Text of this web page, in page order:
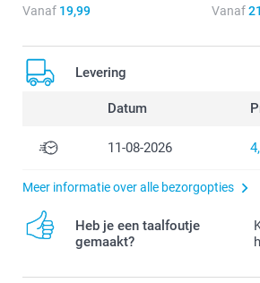
Vanaf 19,99 Vanaf
Levering
Datum
11-08-2026
Meer informatie over alle bezorgopties
Heb je een taalfoutje
gemaakt?